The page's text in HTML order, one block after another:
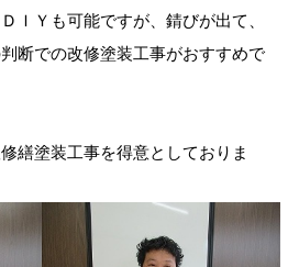
ＩＹも可能ですが、錆びが出て、
断での改修塗装工事がおすすめで
繕塗装工事を得意としておりま